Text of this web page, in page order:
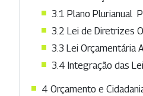
3.1 Plano Plurianual 
3.2 Lei de Diretrizes
3.3 Lei Orçamentária
3.4 Integração das
4 Orçamento e